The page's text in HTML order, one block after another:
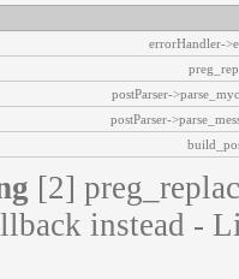
errorHandler-
postParser-
postParser-
[2]
instead -